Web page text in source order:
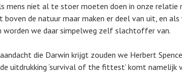
mens niet al te stoer moeten doen in onze relatie
boven de natuur maar maken er deel van uit, en
worden we daar simpelweg zelf slachtoffer van.
die Darwin krijgt zouden we Herbert
uitdrukking ‘survival of the fittest’ komt namelijk